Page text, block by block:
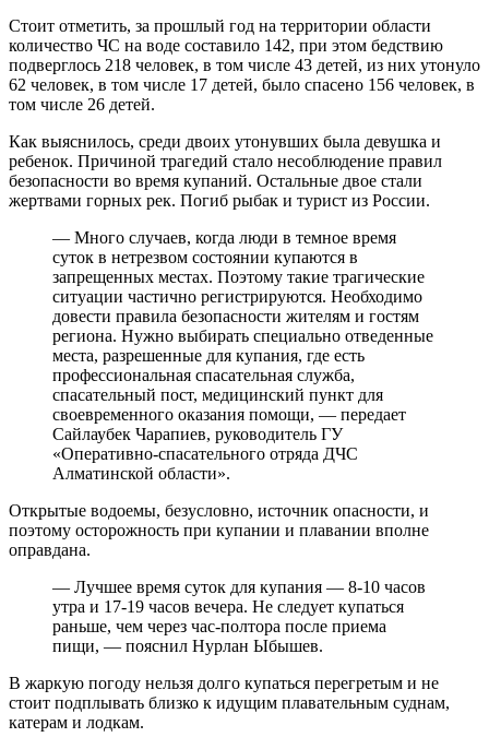
Стоит отметить, за прошлый год на территории области
количество ЧС на воде составило 142, при этом бедствию
подверглось 218 человек, в том числе 43 детей, из них утонуло
62 человек, в том числе 17 детей, было спасено 156 человек, в
том числе 26 детей.
Как выяснилось, среди двоих утонувших была девушка и
ребенок. Причиной трагедий стало несоблюдение правил
безопасности во время купаний. Остальные двое стали
жертвами горных рек. Погиб рыбак и турист из России.
— Много случаев, когда люди в темное время
суток в нетрезвом состоянии купаются в
запрещенных местах. Поэтому такие трагические
ситуации частично регистрируются. Необходимо
довести правила безопасности жителям и гостям
региона. Нужно выбирать специально отведенные
места, разрешенные для купания, где есть
профессиональная спасательная служба,
спасательный пост, медицинский пункт для
своевременного оказания помощи, — передает
Сайлаубек Чарапиев, руководитель ГУ
«Оперативно-спасательного отряда ДЧС
Алматинской области».
Открытые водоемы, безусловно, источник опасности, и
поэтому осторожность при купании и плавании вполне
оправдана.
— Лучшее время суток для купания — 8-10 часов
утра и 17-19 часов вечера. Не следует купаться
раньше, чем через час-полтора после приема
пищи, — пояснил Нурлан Ыбышев.
В жаркую погоду нельзя долго купаться перегретым и не
стоит подплывать близко к идущим плавательным суднам,
катерам и лодкам.